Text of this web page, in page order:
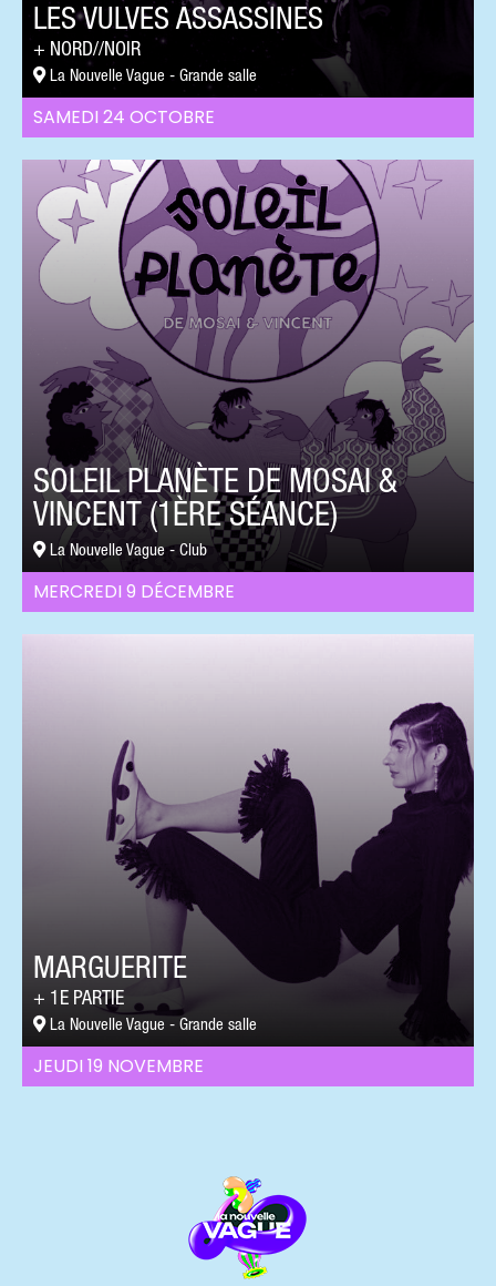
SAMEDI 24 OCTOBRE
LES VULVES ASSASSINES
NORD//NOIR
La Nouvelle Vague - Grande salle
MERCREDI 9 DÉCEMBRE
SOLEIL PLANÈTE DE MOSAI &
VINCENT (1ÈRE SÉANCE)
La Nouvelle Vague - Club
JEUDI 19 NOVEMBRE
MARGUERITE
1E PARTIE
La Nouvelle Vague - Grande salle